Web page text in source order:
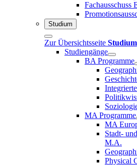
Fachausschuss
Studium
Zur Übersichtsseite Studium
Studiengänge
BA Programme
MA Programme
MA
Stadt-
M.A.
Physical